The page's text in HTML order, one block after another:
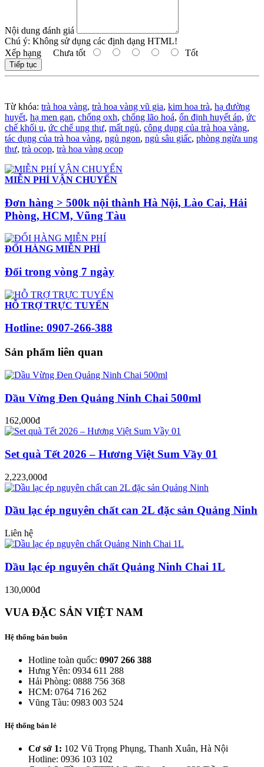
Nội dung đánh giá
Chú ý: Không sử dụng các định dạng HTML!
Xếp hạng Chưa tốt Tốt
Tiếp tục
Từ khóa: trà hoa vàng, trà hoa vàng vũ gia, kim hoa trà, hạ đường
huyết, hạ men gan, chống oxh, chống lão hoá, ổn định huyết áp, ức
chế khối u, ức chế ung thư, mất ngủ, công dụng của trà hoa vàng,
tác dụng của trà hoa vàng, ngủ ngon, ngủ sâu giấc, phòng ngừa ung
thư, trà ocop, trà hoa vàng ocop
MIỄN PHÍ VẬN CHUYỂN
Đơn hàng > 500k nội thành Hà Nội, Lào Cai, Hải
Phòng, HCM, Vũng Tàu
ĐỔI HÀNG MIỄN PHÍ
Đổi trong vòng 7 ngày
HỖ TRỢ TRỰC TUYẾN
Hotline: 0907-266-388
Sản phẩm liên quan
Dầu Vừng Đen Quảng Ninh Chai 500ml
162,000đ
Set quà Tết 2026 – Hương Việt Sum Vầy 01
2,223,000đ
Dầu lạc ép nguyên chất can 2L đặc sản Quảng Ninh
Liên hệ
Dầu lạc ép nguyên chất Quảng Ninh Chai 1L
130,000đ
VUA ĐẶC SẢN VIỆT NAM
Hệ thống bán buôn
Hotline toàn quốc: 0907 266 388
Hưng Yên: 0934 611 288
Hải Phòng: 0888 756 368
HCM: 0764 716 262
Vũng Tàu: 0983 003 524
Hệ thống bán lẻ
Cơ sở 1: 102 Vũ Trọng Phụng, Thanh Xuân, Hà Nội
Hotline: 0936 103 102